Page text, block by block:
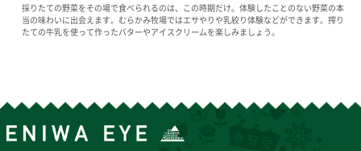
採りたての野菜をその場で食べられるのは、この時期だけ。体験したことのない野菜の本
当の味わいに出会えます。むらかみ牧場ではエサやりや乳絞り体験などができます。搾り
たての牛乳を使って作ったバターやアイスクリームを楽しみましょう。